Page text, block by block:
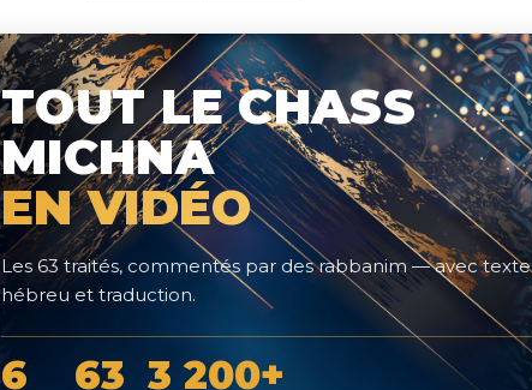
TOUT LE CHASS
MICHNA
EN VIDÉO
Les 63 traités, commentés par des rabbanim — avec texte
hébreu et traduction.
6 63 3 200+